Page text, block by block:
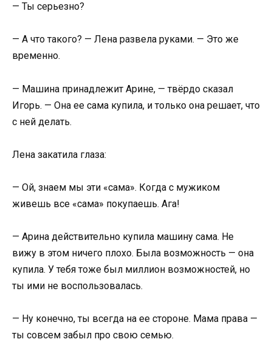
— Ты серьезно?
— А что такого? — Лена развела руками. — Это же
временно.
— Машина принадлежит Арине, — твёрдо сказал
Игорь. — Она ее сама купила, и только она решает, что
с ней делать.
Лена закатила глаза:
— Ой, знаем мы эти «сама». Когда с мужиком
живешь все «сама» покупаешь. Ага!
— Арина действительно купила машину сама. Не
вижу в этом ничего плохо. Была возможность — она
купила. У тебя тоже был миллион возможностей, но
ты ими не воспользовалась.
— Ну конечно, ты всегда на ее стороне. Мама права —
ты совсем забыл про свою семью.